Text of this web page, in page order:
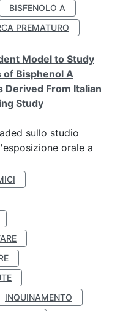
BISFENOLO A
PREMATURO
Model to Study
of Bisphenol A
Derived From Italian
Study
sullo studio
orale a
INQUINAMENTO